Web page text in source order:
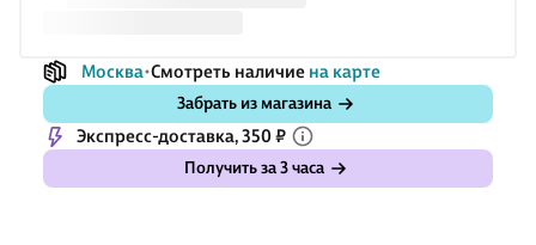
Москва Смотреть наличие на карте
Забрать из магазина
Экспресс-доставка, 350 ₽
Получить за 3 часа